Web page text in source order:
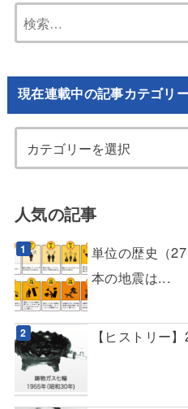
現在連載中の記事カテゴリ
人気の記事
単位の歴史（
本の地震は...
【ヒストリー